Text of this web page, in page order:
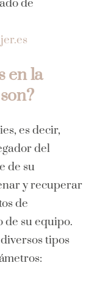
de
en la
es decir,
del
de su
y recuperar
de
de su equipo.
tipos